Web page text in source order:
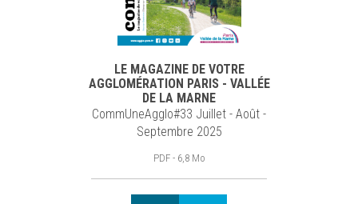
LE MAGAZINE DE VOTRE
AGGLOMÉRATION PARIS - VALLÉE
DE LA MARNE
CommUneAgglo#33 Juillet - Août -
Septembre 2025
PDF - 6,8 Mo